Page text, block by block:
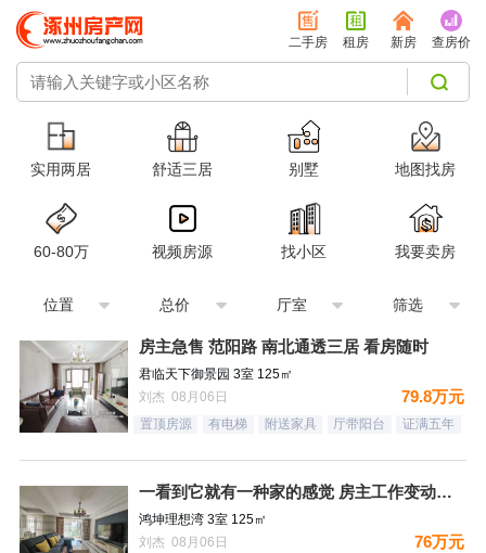
二手房 租房 新房 查房价
实用两居 舒适三居 别墅 地图找房
60-80万 视频房源 找小区 我要卖房
位置 总价 厅室 筛选
房主急售 范阳路 南北通透三居 看房随时
君临天下御景园 3室 125㎡
刘杰 08月06日
79.8万元
置顶房源 有电梯 附送家具 厅带阳台 证满五年
一看到它就有一种家的感觉 房主工作变动 忍痛割爱
鸿坤理想湾 3室 125㎡
刘杰 08月06日
76万元